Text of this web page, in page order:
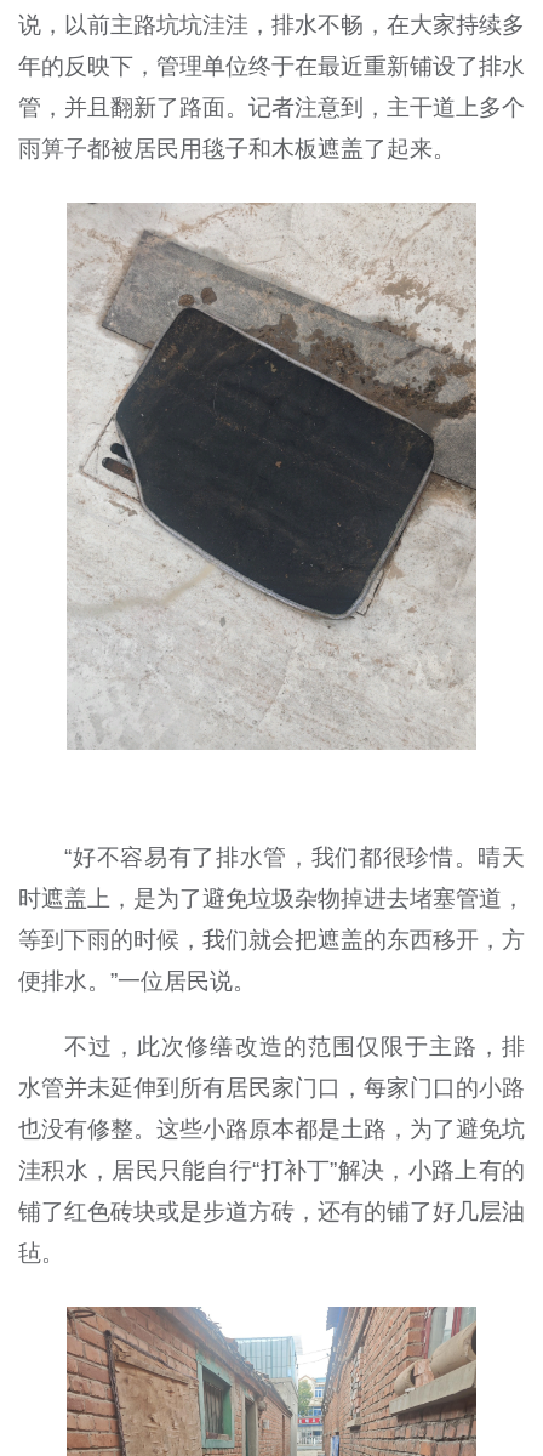
说，以前主路坑坑洼洼，排水不畅，在大家持续多
年的反映下，管理单位终于在最近重新铺设了排水
管，并且翻新了路面。记者注意到，主干道上多个
雨箅子都被居民用毯子和木板遮盖了起来。
“好不容易有了排水管，我们都很珍惜。晴天
时遮盖上，是为了避免垃圾杂物掉进去堵塞管道，
等到下雨的时候，我们就会把遮盖的东西移开，方
便排水。”一位居民说。
不过，此次修缮改造的范围仅限于主路，排
水管并未延伸到所有居民家门口，每家门口的小路
也没有修整。这些小路原本都是土路，为了避免坑
洼积水，居民只能自行“打补丁”解决，小路上有的
铺了红色砖块或是步道方砖，还有的铺了好几层油
毡。